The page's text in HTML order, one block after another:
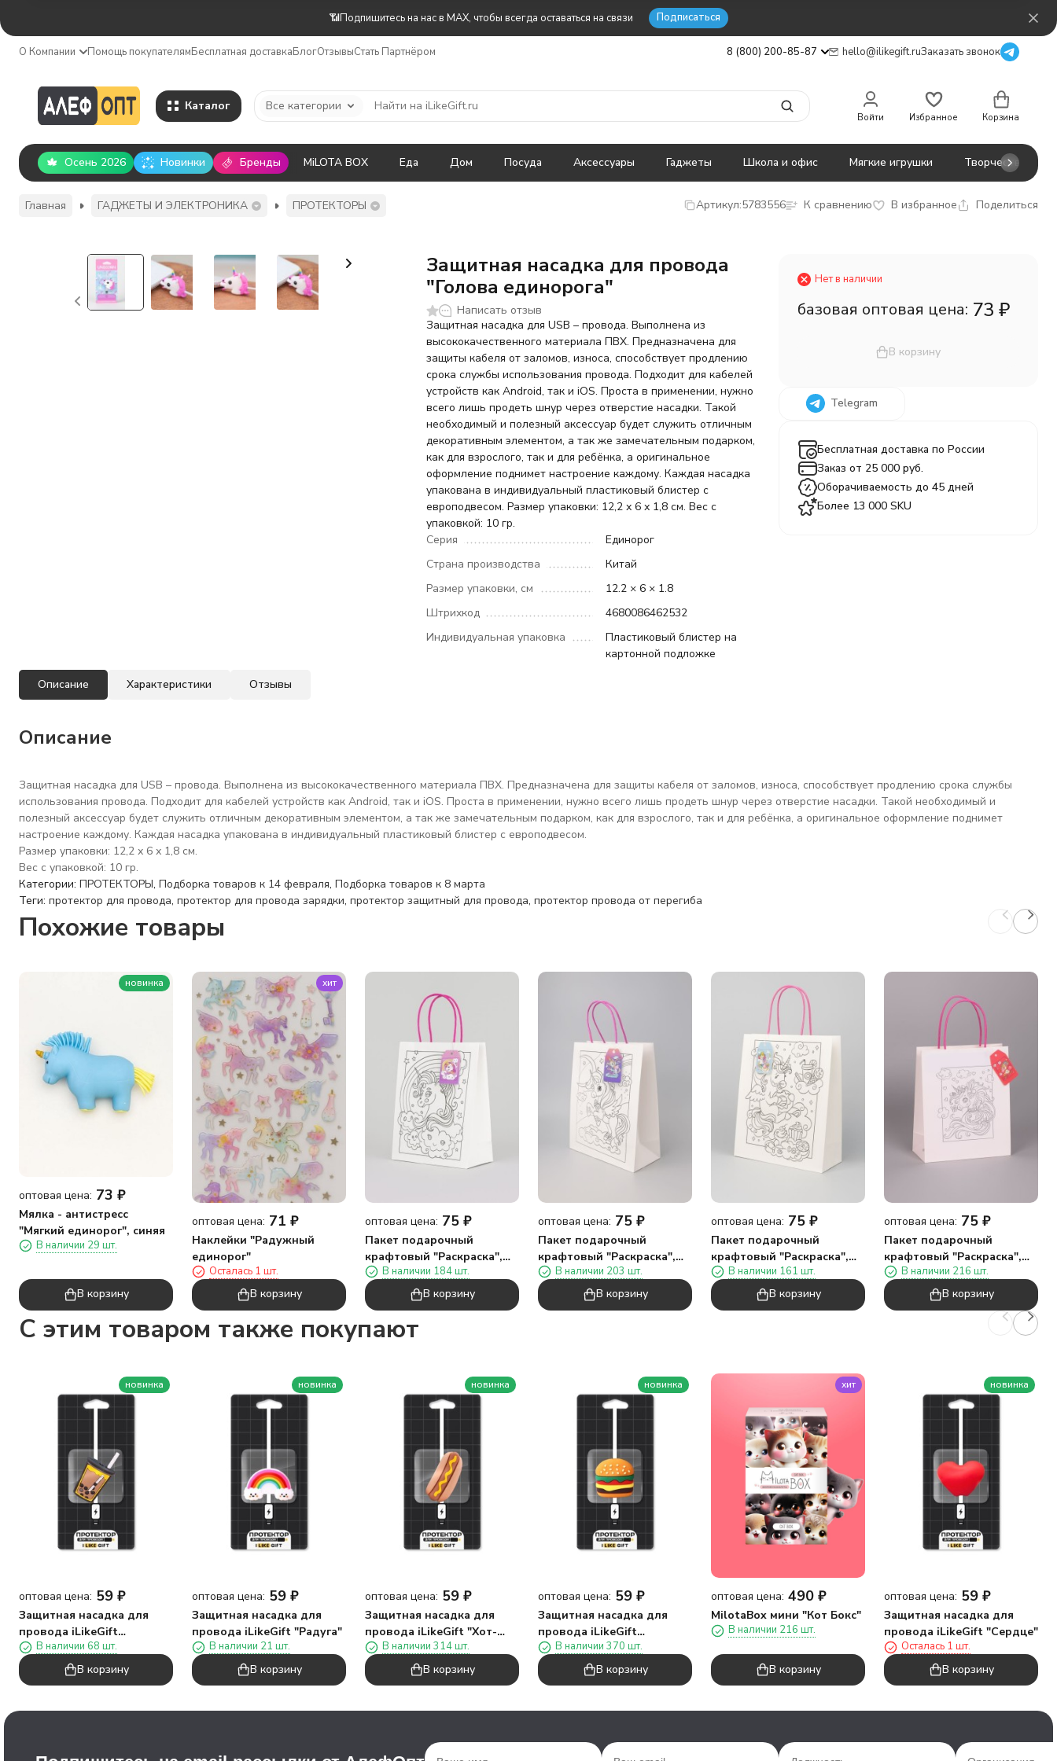
📶Подпишитесь на нас в MAX, чтобы всегда оставаться на связи Подписаться
О Компании Помощь покупателямБесплатная доставкаБлогОтзывыСтать Партнёром 8 (800) 200-85-87 hello@ilikegift.ruЗаказать звонок
Каталог Все категории
Войти Избранное Корзина
Осень 2026 Новинки Бренды MiLOTA BOX Еда Дом Посуда Аксессуары Гаджеты Школа и офис Мягкие игрушки Творчество
Главная ГАДЖЕТЫ И ЭЛЕКТРОНИКА ПРОТЕКТОРЫ Артикул:5783556 К сравнению В избранное Поделиться
Защитная насадка для провода
"Голова единорога"
Написать отзыв
Защитная насадка для USB – провода. Выполнена из
высококачественного материала ПВХ. Предназначена для
защиты кабеля от заломов, износа, способствует продлению
срока службы использования провода. Подходит для кабелей
устройств как Android, так и iOS. Проста в применении, нужно
всего лишь продеть шнур через отверстие насадки. Такой
необходимый и полезный аксессуар будет служить отличным
декоративным элементом, а так же замечательным подарком,
как для взрослого, так и для ребёнка, а оригинальное
оформление поднимет настроение каждому. Каждая насадка
упакована в индивидуальный пластиковый блистер с
европодвесом. Размер упаковки: 12,2 х 6 х 1,8 см. Вес с
упаковкой: 10 гр.
Серия
Единорог
Страна производства
Китай
Размер упаковки, см
12.2 × 6 × 1.8
Штрихкод
4680086462532
Индивидуальная упаковка
Пластиковый блистер на
картонной подложке
Нет в наличии
базовая оптовая цена: 73 ₽
В корзину
Telegram
Бесплатная доставка по России
Заказ от 25 000 руб.
Оборачиваемость до 45 дней
Более 13 000 SKU
Описание Характеристики Отзывы
Описание
Защитная насадка для USB – провода. Выполнена из высококачественного материала ПВХ. Предназначена для защиты кабеля от заломов, износа, способствует продлению срока службы
использования провода. Подходит для кабелей устройств как Android, так и iOS. Проста в применении, нужно всего лишь продеть шнур через отверстие насадки. Такой необходимый и
полезный аксессуар будет служить отличным декоративным элементом, а так же замечательным подарком, как для взрослого, так и для ребёнка, а оригинальное оформление поднимет
настроение каждому. Каждая насадка упакована в индивидуальный пластиковый блистер с европодвесом.
Размер упаковки: 12,2 х 6 х 1,8 см.
Вес с упаковкой: 10 гр.
Категории: ПРОТЕКТОРЫ, Подборка товаров к 14 февраля, Подборка товаров к 8 марта
Теги: протектор для провода, протектор для провода зарядки, протектор защитный для провода, протектор провода от перегиба
Похожие товары
новинка
оптовая цена: 73 ₽
Мялка - антистресс
"Мягкий единорог", синяя
В наличии 29 шт.
В корзину
хит
оптовая цена: 71 ₽
Наклейки "Радужный
единорог"
Осталась 1 шт.
В корзину
оптовая цена: 75 ₽
Пакет подарочный
крафтовый "Раскраска",
улыбающееся облако
(26*32*12)
В наличии 184 шт.
В корзину
оптовая цена: 75 ₽
Пакет подарочный
крафтовый "Раскраска",
луна (26*32*12)
В наличии 203 шт.
В корзину
оптовая цена: 75 ₽
Пакет подарочный
крафтовый "Раскраска",
лакомство (26*32*12)
В наличии 161 шт.
В корзину
оптовая цена: 75 ₽
Пакет подарочный
крафтовый "Раскраска",
любовь (26*32*12)
В наличии 216 шт.
В корзину
C этим товаром также покупают
новинка
оптовая цена: 59 ₽
Защитная насадка для
провода iLikeGift
"Коктейль"
В наличии 68 шт.
В корзину
новинка
оптовая цена: 59 ₽
Защитная насадка для
провода iLikeGift "Радуга"
В наличии 21 шт.
В корзину
новинка
оптовая цена: 59 ₽
Защитная насадка для
провода iLikeGift "Хот-
дог"В наличии 314 шт.
В корзину
новинка
оптовая цена: 59 ₽
Защитная насадка для
провода iLikeGift
"Гамбургер"
В наличии 370 шт.
В корзину
хит
оптовая цена: 490 ₽
MilotaBox мини "Кот Бокс"
В наличии 216 шт.
В корзину
новинка
оптовая цена: 59 ₽
Защитная насадка для
провода iLikeGift "Сердце"
Осталась 1 шт.
В корзину